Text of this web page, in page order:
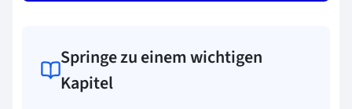
Springe zu einem wichtigen
Kapitel